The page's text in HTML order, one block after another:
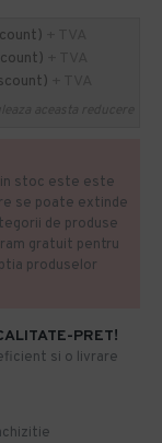
PRET!
si o livrare
in stoc este este
se poate extinde
de produse
gratuit pentru
produselor